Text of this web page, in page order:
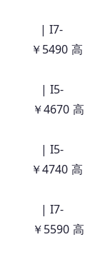
| I7-
￥5490 高
| I5-
￥4670 高
| I5-
￥4740 高
| I7-
￥5590 高